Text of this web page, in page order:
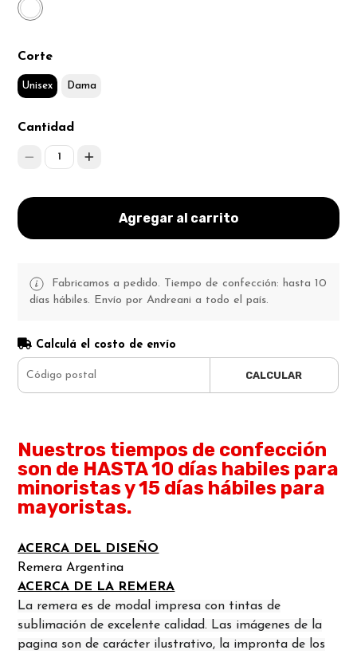
Corte
Unisex Dama
Cantidad
1
Agregar al carrito
Fabricamos a pedido. Tiempo de confección: hasta 10
días hábiles. Envío por Andreani a todo el país.
Calculá el costo de envío
CALCULAR
Nuestros tiempos de confección
son de HASTA 10 días habiles para
minoristas y 15 días hábiles para
mayoristas.
ACERCA DEL DISEÑO
Remera Argentina
ACERCA DE LA REMERA
La remera es de modal impresa con tintas de
sublimación de excelente calidad. Las imágenes de la
pagina son de carácter ilustrativo, la impronta de los